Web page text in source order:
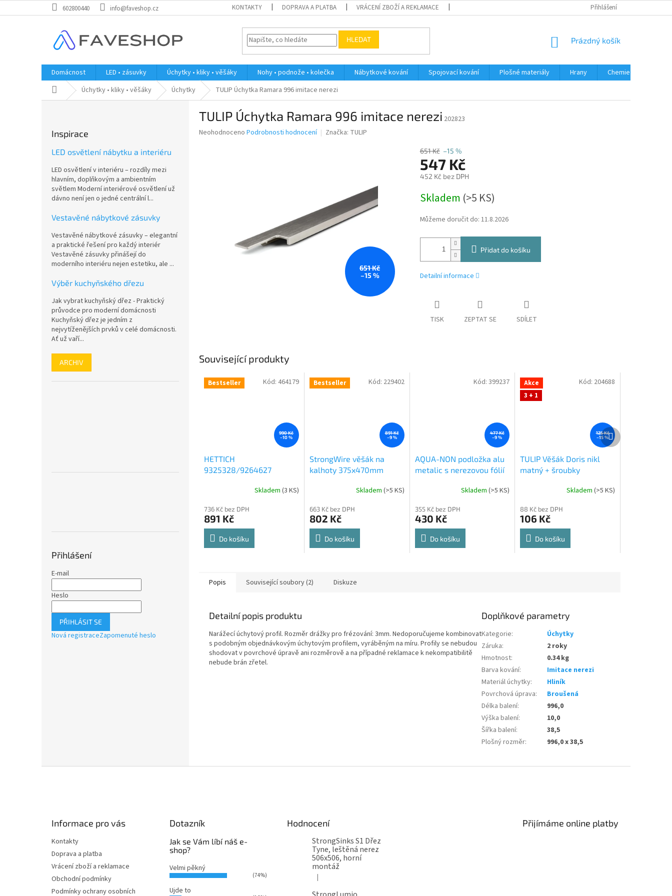
na
602800440 info@faveshop.cz KONTAKTY DOPRAVA A PLATBA VRÁCENÍ ZBOŽÍ A REKLAMACE PODMÍNKY OCHRANY OSOBNÍCH ÚDAJŮ
Přihlášení
HLEDAT
NÁKUPNÍ
Prázdný košík
Domácnost LED • zásuvky Úchytky • kliky • věšáky Nohy • podnože • kolečka Nábytkové kování Spojovací kování Plošné materiály Hrany
Chemie • doplňky
Domů Úchytky • kliky • věšáky Úchytky TULIP Úchytka Ramara 996 imitace nerezi
Inspirace
LED osvětlení nábytku a interiéru
LED osvětlení v interiéru – rozdíly mezi
hlavním, doplňkovým a ambientním
světlem Moderní interiérové osvětlení už
dávno není jen o jedné centrální l...
Vestavěné nábytkové zásuvky
Vestavěné nábytkové zásuvky – elegantní
a praktické řešení pro každý interiér
Vestavěné zásuvky přinášejí do
moderního interiéru nejen estetiku, ale ...
Výběr kuchyňského dřezu
Jak vybrat kuchyňský dřez - Praktický
průvodce pro moderní domácnosti
Kuchyňský dřez je jedním z
nejvytíženějších prvků v celé domácnosti.
Ať už vaří...
ARCHIV
Přihlášení
E-mail
Heslo
PŘIHLÁSIT SE
Nová registraceZapomenuté heslo
TULIP Úchytka Ramara 996 imitace nerezi 202823
Průměrné
Neohodnoceno Podrobnosti hodnocení Značka: TULIP
651 Kč
–15 %
651 Kč –15 %
547 Kč
452 Kč bez DPH
cena:
Skladem (>5 KS)
Můžeme doručit do: 11.8.2026
Přidat do košíku
Detailní informace
TISK ZEPTAT SE SDÍLET
Související produkty
Bestseller
990 Kč
–10 %
HETTICH
9325328/9264627
produktu
je
4,8
5
Skladem (3 KS)
736 Kč bez DPH
891 Kč
Do košíku
Kód: 464179 Bestseller
891 Kč
–9 %
StrongWire věšák na
kalhoty 375x470mm
produktu
je
4,8
5
Skladem (>5 KS)
663 Kč bez DPH
802 Kč
Do košíku
Kód: 229402
477 Kč
–9 %
AQUA-NON podložka alu
metalic s nerezovou fólií
produktu
je
4,6
5
Skladem(>5 KS)
355 Kč bez DPH
430 Kč
Do košíku
Kód:399237
Akce
3 + 1
125 Kč
–15 %
TULIP Věšák Doris nikl
matný + šroubky
produktu
je
5,0
5
Skladem(>5 KS)
88 Kč bez DPH
106 Kč
Do košíku
Kód: 204688
Další
produkt
Popis Související soubory (2) Diskuze
Detailní popis produktu
Narážecí úchytový profil. Rozměr drážky pro frézování: 3mm. Nedoporučujeme kombinovat
s podobným objednávkovým úchytovým profilem, vyráběným na míru. Profily se nebudou
shodovat v povrchové úpravě ani rozměrově a na případné reklamace k nekompatibilitě
nebude brán zřetel.
Doplňkové parametry
Kategorie:
Úchytky
Záruka:
2 roky
Hmotnost:
0.34 kg
Barva kování:
Imitace nerezi
Materiál úchytky:
Hliník
Povrchová úprava:
Broušená
Délka balení:
996,0
Výška balení:
10,0
Šířka balení:
38,5
Plošný rozměr: 996,0 x 38,5
Informace pro vás
Kontakty
Doprava a platba
Vrácení zboží a reklamace
Obchodní podmínky
Podmínky ochrany osobních
Dotazník
Jak se Vám líbí náš e-
shop?
Velmi pěkný
(74%)
Ujde to
Hodnocení
StrongSinks S1 Dřez
Tyne, leštěná nerez
506x506, horní
montáž
Hodnocení produktu je 5 z 5 hvězdiček.
|
Přijímáme online platby